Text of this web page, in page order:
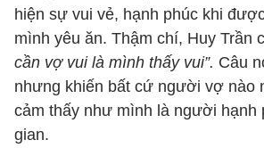
hiện sự vui vẻ, hạnh phúc khi
mình yêu ăn. Thậm chí, Huy Trần
cần vợ vui là mình thấy vui”. Câu
nhưng khiến bất cứ người vợ nào
cảm thấy như mình là người hạnh
gian.